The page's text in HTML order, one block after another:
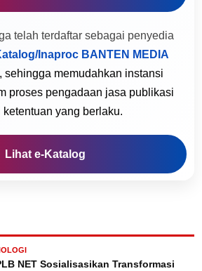
telah terdaftar sebagai penyedia
Inaproc BANTEN MEDIA
, sehingga memudahkan instansi
proses pengadaan jasa publikasi
ketentuan yang berlaku.
Lihat e-Katalog
NET Sosialisasikan Transformasi